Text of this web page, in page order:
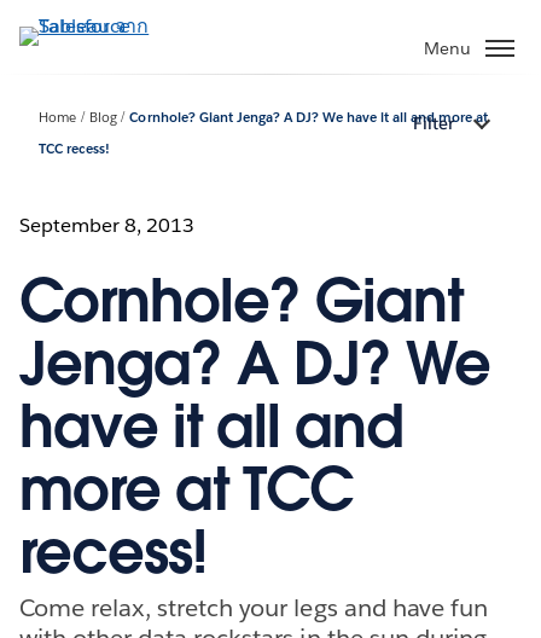
ไป
Menu
Home Blog
Cornhole? Giant Jenga? A DJ? We have it all and more at
TCC recess!
Filter
September 8, 2013
Cornhole? Giant
Jenga? A DJ? We
have it all and
more at TCC
recess!
Come relax, stretch your legs and have fun